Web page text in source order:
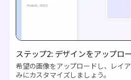
ステップ2: デザインをアップロ
希望の画像をアップロードし、レイ
みにカスタマイズしましょう。